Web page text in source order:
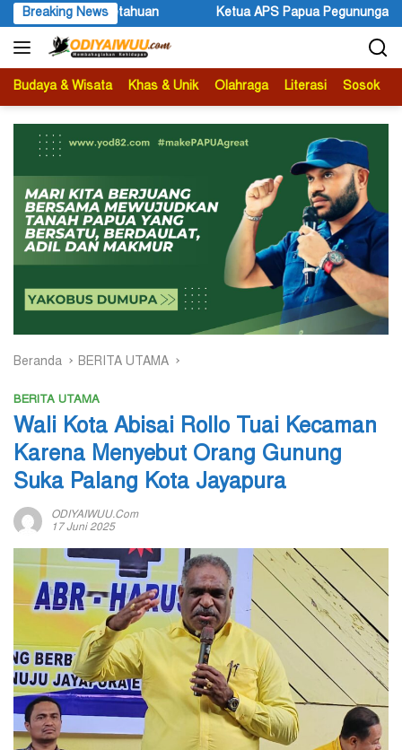
Langsung
ke
konten
Breaking News
Papua Pegunungan Sonni Lokobal: Kalau Mau KPK Audit Dana
Budaya & Wisata Khas & Unik Olahraga Literasi Sosok
Beranda BERITA UTAMA
BERITA UTAMA
Wali Kota Abisai Rollo Tuai Kecaman
Karena Menyebut Orang Gunung
Suka Palang Kota Jayapura
ODIYAIWUU.com
17 Juni 2025